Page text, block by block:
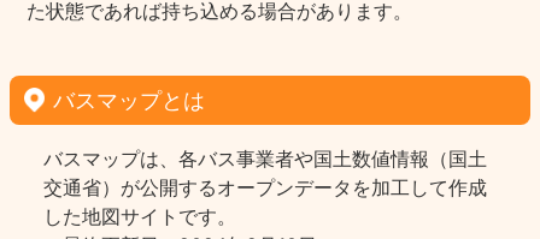
た状態であれば持ち込める場合があります。
バスマップとは
バスマップは、各バス事業者や国土数値情報（国土
交通省）が公開するオープンデータを加工して作成
した地図サイトです。